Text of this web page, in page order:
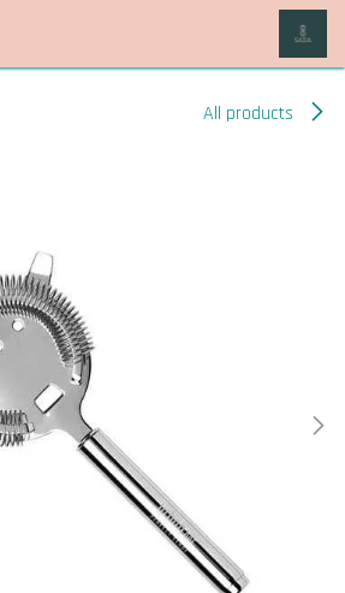
تخطي للذهاب إلى المحتوى
All products